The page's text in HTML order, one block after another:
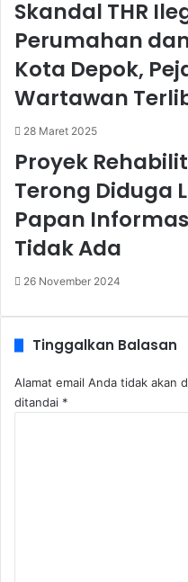
Skandal THR
Perumahan
Kota Depok,
Wartawan
28 Maret 2025
Proyek
Terong Diduga
Papan
Tidak Ada
26 November 2024
Tinggalkan Balasan
Alamat email Anda tidak akan
ditandai *